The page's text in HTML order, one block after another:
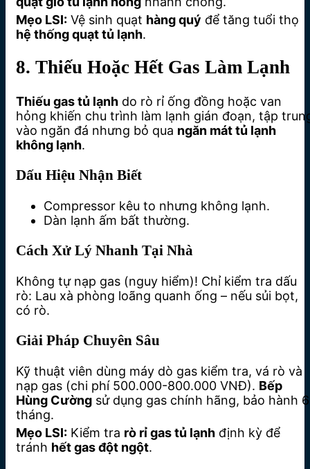
Mẹo LSI: Vệ sinh quạt hàng quý để tăng tuổi thọ
hệ thống quạt tủ lạnh.
8. Thiếu Hoặc Hết Gas Làm Lạnh
Thiếu gas tủ lạnh do rò rỉ ống đồng hoặc van
hỏng khiến chu trình làm lạnh gián đoạn, tập
vào ngăn đá nhưng bỏ qua ngăn mát tủ lạnh
không lạnh.
Dấu Hiệu Nhận Biết
Compressor kêu to nhưng không lạnh.
Dàn lạnh ấm bất thường.
Cách Xử Lý Nhanh Tại Nhà
Không tự nạp gas (nguy hiểm)! Chỉ kiểm tra dấu
rò: Lau xà phòng loãng quanh ống – nếu sủi bọt,
có rò.
Giải Pháp Chuyên Sâu
Kỹ thuật viên dùng máy dò gas kiểm tra, vá rò và
nạp gas (chi phí 500.000-800.000 VNĐ). Bếp
Hùng Cường sử dụng gas chính hãng, bảo hành 6
tháng.
Mẹo LSI: Kiểm tra rò rỉ gas tủ lạnh định kỳ để
tránh hết gas đột ngột.